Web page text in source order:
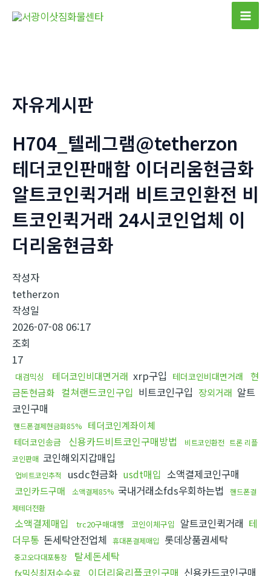
Main
자유게시판
H704_텔레그램@tetherzon
테더코인판매함 이더리움현금화
알트코인퀵거래 비트코인환전 비
트코인퀵거래 24시코인업체 이
더리움현금화
작성자
tetherzon
작성일
2026-07-08 06:17
조회
17
대검믹싱 테더코인비대면거래 xrp구입 테더코인비대면거래
현
금돈현금화 컬쳐랜드코인구입 비트코인구입 장외거래 알트
코인구매
핸드폰결제현금화85% 테더코인계좌이체
테더코인송금 신용카드비트코인구매방법 비트코인환전 트론 리플
코인판매 코인해외지갑매입
업비트코인추적 usdc현금화 usdt매입 소액결제코인구매
코인카드구매 소액결제85% 국내거래소fds우회하는법
핸드폰결
제테더전환
소액결제매입 trc20구매대행 코인이체구입 알트코인퀵거래 테
더무통 돈세탁안전업체 휴대폰결제매입 롯데상품권세탁
중고오다대포통장 탈세돈세탁
fx믹싱최저수수료 이더리움리플코인구매 신용카드코인구매